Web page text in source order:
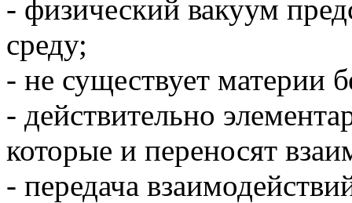
- физический вакуум
среду;
- не существует материи
- действительно
которые и переносят
- передача